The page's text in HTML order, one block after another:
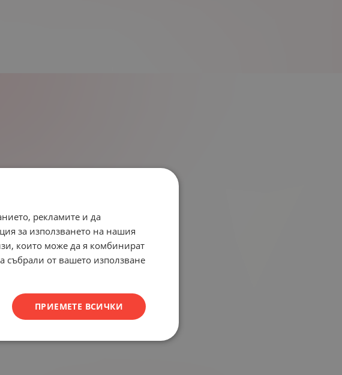
рекламите и да
за използването на нашия
които може да я комбинират
събрали от вашето използване
ПРИЕМЕТЕ ВСИЧКИ